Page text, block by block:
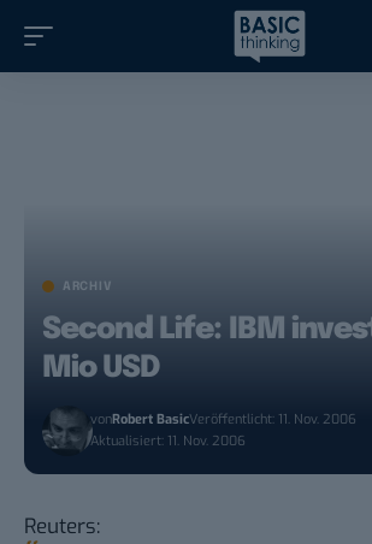
ARCHIV
Second Life: IBM
Mio USD
vonRobert BasicVeröffentlicht: 11. Nov. 2006
Aktualisiert: 11. Nov. 2006
Reuters: